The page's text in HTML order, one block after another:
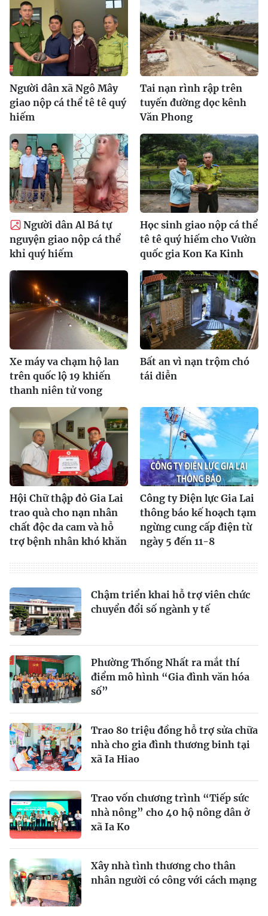
Người dân xã Ngô Mây
giao nộp cá thể tê tê quý
hiếm
Tai nạn rình rập trên
tuyến đường dọc kênh
Văn Phong
Người dân Al Bá tự
nguyện giao nộp cá thể
khỉ quý hiếm
Học sinh giao nộp cá thể
tê tê quý hiếm cho Vườn
quốc gia Kon Ka Kinh
Xe máy va chạm hộ lan
trên quốc lộ 19 khiến
thanh niên tử vong
Bất an vì nạn trộm chó
tái diễn
Hội Chữ thập đỏ Gia Lai
trao quà cho nạn nhân
chất độc da cam và hỗ
trợ bệnh nhân khó khăn
Công ty Điện lực Gia Lai
thông báo kế hoạch tạm
ngừng cung cấp điện từ
ngày 5 đến 11-8
Chậm triển khai hỗ trợ viên chức
chuyển đổi số ngành y tế
Phường Thống Nhất ra mắt thí
điểm mô hình “Gia đình văn hóa
số”
Trao 80 triệu đồng hỗ trợ sửa chữa
nhà cho gia đình thương binh tại
xã Ia Hiao
Trao vốn chương trình “Tiếp sức
nhà nông” cho 40 hộ nông dân ở
xã Ia Ko
Xây nhà tình thương cho thân
nhân người có công với cách mạng